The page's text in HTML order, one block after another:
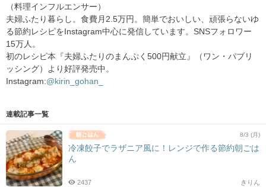
（料理インフルエンサー）
夫婦ふたり暮らし。食費月2.5万円。簡単でおいしい、頑張らないゆ
る節約レシピをInstagram中心に発信しています。SNSフォロワー
15万人。
初のレシピ本『夫婦ふたりのまんぷく500円献立』（ワン・パブリ
ッシング）より好評発売中。
Instagram:@kirin_gohan_
連載記事一覧
8/3 (月)
冷凍餃子でラザニア風に！レンジで作る節約朝ごは
ん
きりん
2437